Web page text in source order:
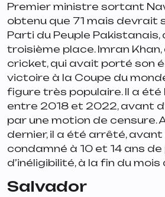
Premier ministre sortant
obtenu que 71 mais devrait
Parti du Peuple Pakistanais,
troisième place. Imran
cricket, qui avait porté son
victoire à la Coupe du
figure très populaire. Il a
entre 2018 et 2022, avant
par une motion de censure.
dernier, il a été arrêté, avant
condamné à 10 et 14 ans de
d’inéligibilité, à la fin du mois
Salvador